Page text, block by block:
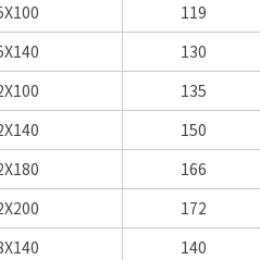
119
130
135
150
166
172
140